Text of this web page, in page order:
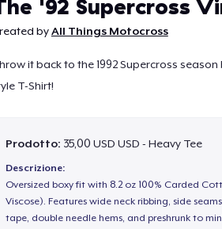
'92 Supercross
byAll Things Motocross
it back to the 1992 Supercross
T-Shirt!
Prodotto: 35,00 USD USD - Heavy Tee
Descrizione:
Oversized boxy fit with 8.2 oz 100% Carded
Viscose). Features wide neck ribbing, side
tape, double needle hems, and preshrunk to